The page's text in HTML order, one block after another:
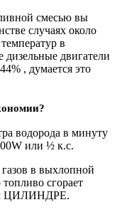
смесью вы
случаях около
в
дизельные двигатели
, думается это
водорода в минуту
или ½ к.с.
в выхлопной
сгорает
ЦИЛИНДРЕ.